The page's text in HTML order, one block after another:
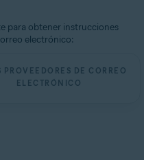
para obtener instrucciones
electrónico:
PROVEEDORES DE CORREO
ELECTRÓNICO